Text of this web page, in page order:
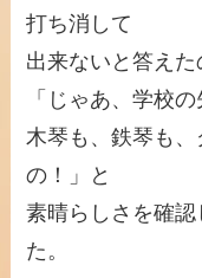
打ち消して
出来ないと答えた
「じゃあ、学校
木琴も、鉄琴も
の！」と
素晴らしさを確
た。